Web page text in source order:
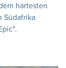
härtesten
Südafrika